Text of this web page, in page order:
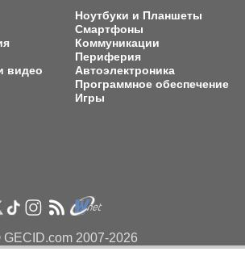
видео
Ноутбуки и Планшеты
Смартфоны
Коммуникации
Периферия
Автоэлектроника
Программное обеспечение
Игры
2007-2026